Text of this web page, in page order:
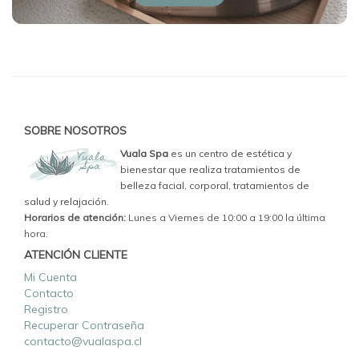
SOBRE NOSOTROS
Vuala Spa es un centro de estética y
bienestar que realiza tratamientos de
belleza facial, corporal, tratamientos de
salud y relajación.
Horarios de atención: Lunes a Viernes de 10:00 a 19:00 la última
hora.
ATENCIÓN CLIENTE
Mi Cuenta
Contacto
Registro
Recuperar Contraseña
contacto@vualaspa.cl